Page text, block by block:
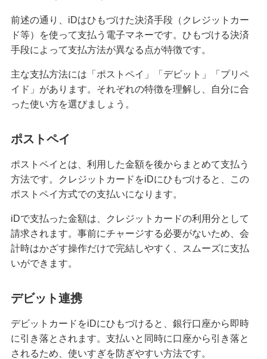
クレジットカードが作れない原因とは？審査に落
ちた場合の対処法や代替カードを紹介
導入のメリットや注意点を解説
クレジットカードの家族カードとは？発行条件や
に影響する？対処法やリスクを解説
クレジットカードのランクとは？上げる方法やハ
クレジットカード引き落としの時間は？当日入金
の注意点や遅れたときの対処法も紹介
える基本フレーズをまとめて紹介
iDとクレジットカードの違いは？ポイント還元率
を高める方法も紹介
前述の通り、iDはひもづけた決済手段（クレジットカー
ド等）を使って支払う電子マネーです。ひもづける決済
手段によって支払方法が異なる点が特徴です。
主な支払方法には「ポストペイ」「デビット」「プリペ
イド」があります。それぞれの特徴を理解し、自分に合
った使い方を選びましょう。
ポストペイ
ポストペイとは、利用した金額を後からまとめて支払う
方法です。クレジットカードをiDにひもづけると、この
ポストペイ方式での支払いになります。
iDで支払った金額は、クレジットカードの利用分として
請求されます。事前にチャージする必要がないため、会
計時はかざす操作だけで完結しやすく、スムーズに支払
いができます。
デビット連携
デビットカードをiDにひもづけると、銀行口座から即時
に引き落とされます。支払いと同時に口座から引き落と
されるため、使いすぎを防ぎやすい方法です。